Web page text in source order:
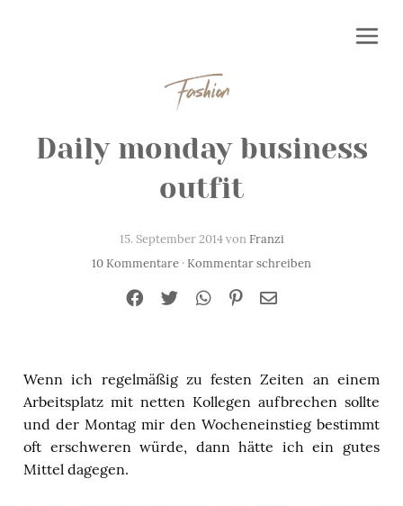
Fashion
Daily monday business
outfit
15. September 2014 vonFranzi
10 Kommentare · Kommentar schreiben
Wenn ich regelmäßig zu festen Zeiten an einem
Arbeitsplatz mit netten Kollegen aufbrechen sollte
und der Montag mir den Wocheneinstieg bestimmt
oft erschweren würde, dann hätte ich ein gutes
Mittel dagegen.